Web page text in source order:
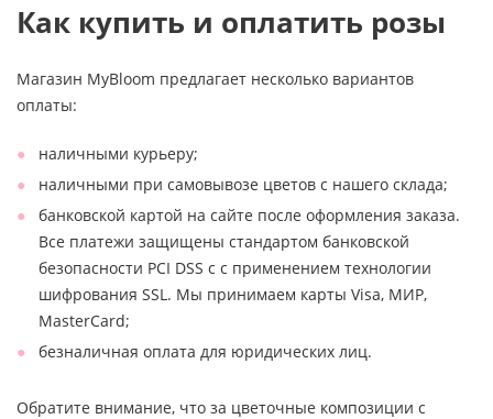
Как купить и оплатить розы
Магазин MyBloom предлагает несколько вариантов
оплаты:
наличными курьеру;
наличными при самовывозе цветов с нашего склада;
банковской картой на сайте после оформления заказа.
Все платежи защищены стандартом банковской
безопасности PCI DSS с с применением технологии
шифрования SSL. Мы принимаем карты Visa, МИР,
MasterCard;
безналичная оплата для юридических лиц.
Обратите внимание, что за цветочные композиции с